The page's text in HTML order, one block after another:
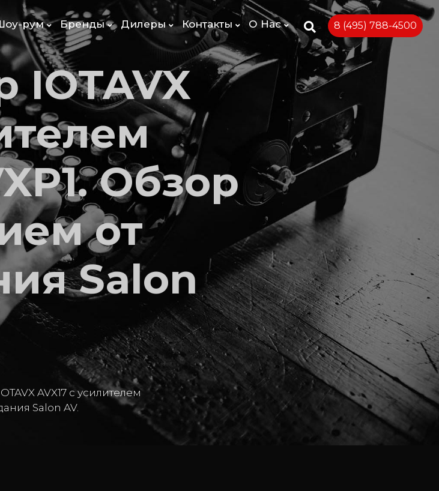
8 (495) 788-4500
рум Бренды Дилеры Контакты О Нас
IOTAVX
Обзор
от
Salon
AVX17 с усилителем
Salon AV.